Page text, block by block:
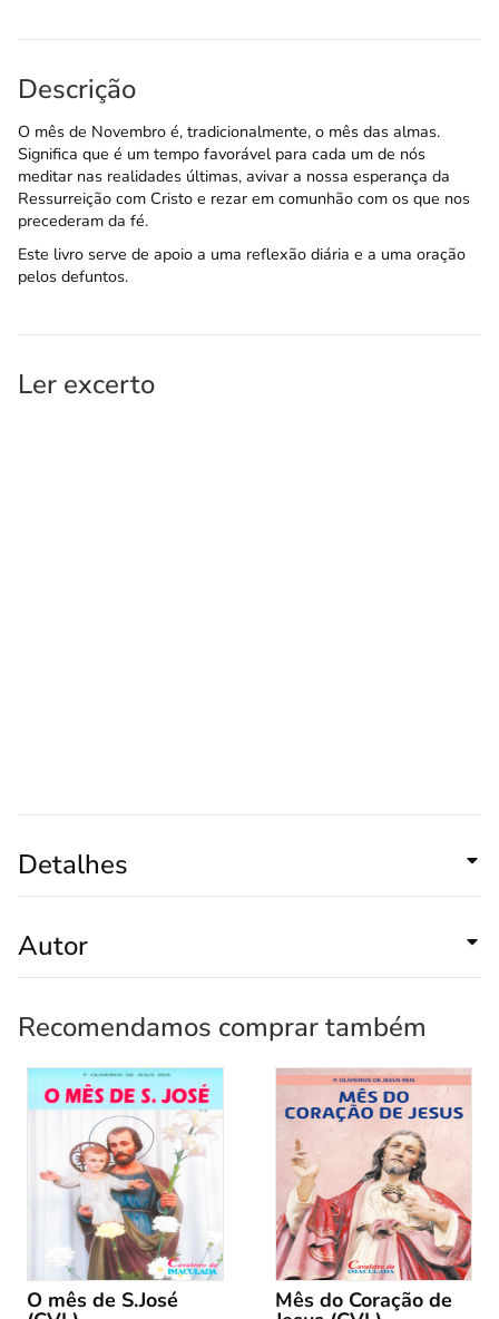
Descrição
O mês de Novembro é, tradicionalmente, o mês das almas.
Significa que é um tempo favorável para cada um de nós
meditar nas realidades últimas, avivar a nossa esperança da
Ressurreição com Cristo e rezar em comunhão com os que nos
precederam da fé.
Este livro serve de apoio a uma reflexão diária e a uma oração
pelos defuntos.
Ler excerto
Detalhes
Autor
Recomendamos comprar também
O mês de S.José Mês do Coração de